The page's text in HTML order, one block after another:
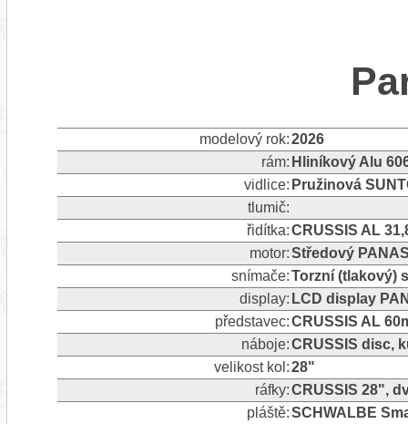
modelový rok:2026
rám: Hliníkový Alu
vidlice: Pružinová
tlumič:
řidítka:CRUSSIS AL
motor:Středový
snímače:Torzní (tlakový)
display: LCD display
představec:CRUSSIS AL
náboje:CRUSSIS disc,
velikost kol:28"
ráfky:CRUSSIS 28",
pláště:SCHWALBE